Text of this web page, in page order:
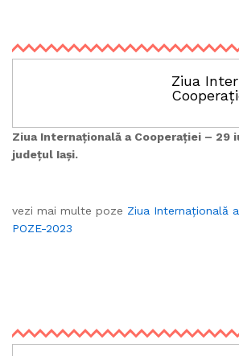
Ziua
Ziua Internațională a Cooperației – 29
județul Iași.
vezi mai multe poze Ziua Internațională
POZE-2023